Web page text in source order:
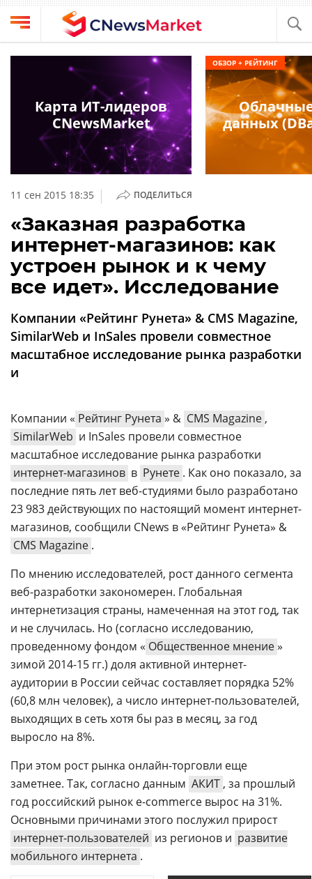
Выбрать
провайдера
Компании
обзоры
кабинет
О
проекте
CNews
Аналитика
Конференции
Техника
издании
Реклама
Вакансии
Дзен
VK
Rutube
CNews
Конференции
Техника
11 сен 2015 18:35 | ПОДЕЛИТЬСЯ
«Заказная разработка
интернет-магазинов: как
устроен рынок и к чему
все идет». Исследование
Компании «Рейтинг Рунета» & CMS Magazine,
SimilarWeb и InSales провели совместное
масштабное исследование рынка разработки
и
Компании « Рейтинг Рунета » & CMS Magazine ,
SimilarWeb и InSales провели совместное
масштабное исследование рынка разработки
интернет-магазинов в Рунете . Как оно показало, за
последние пять лет веб-студиями было разработано
23 983 действующих по настоящий момент интернет-
магазинов, сообщили CNews в «Рейтинг Рунета» &
CMS Magazine .
По мнению исследователей, рост данного сегмента
веб-разработки закономерен. Глобальная
интернетизация страны, намеченная на этот год, так
и не случилась. Но (согласно исследованию,
проведенному фондом « Общественное мнение»
зимой 2014-15 гг.) доля активной интернет-
аудитории в России сейчас составляет порядка 52%
(60,8 млн человек), а число интернет-пользователей,
выходящих в сеть хотя бы раз в месяц, за год
выросло на 8%.
При этом рост рынка онлайн-торговли еще
заметнее. Так, согласно данным АКИТ , за прошлый
год российский рынок e-commerce вырос на 31%.
Основными причинами этого послужил прирост
интернет-пользователей из регионов и развитие
мобильного интернета .
Карта ИТ-лидеров
CNewsMarket
данных
ОБЗОР + РЕЙТИНГ